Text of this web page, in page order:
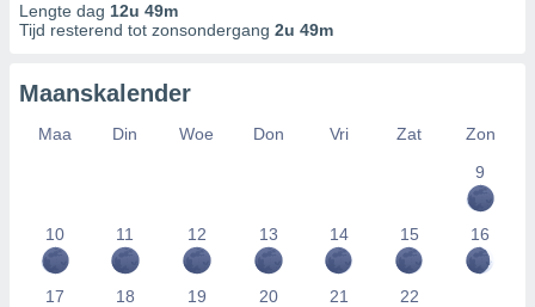
Lengte dag 12u 49m
Tijd resterend tot zonsondergang 2u 49m
Maanskalender
Maa Din Woe Don Vri Zat
Zon
9
10 11 12 13 14 15 16
17 18 19 20 21 22